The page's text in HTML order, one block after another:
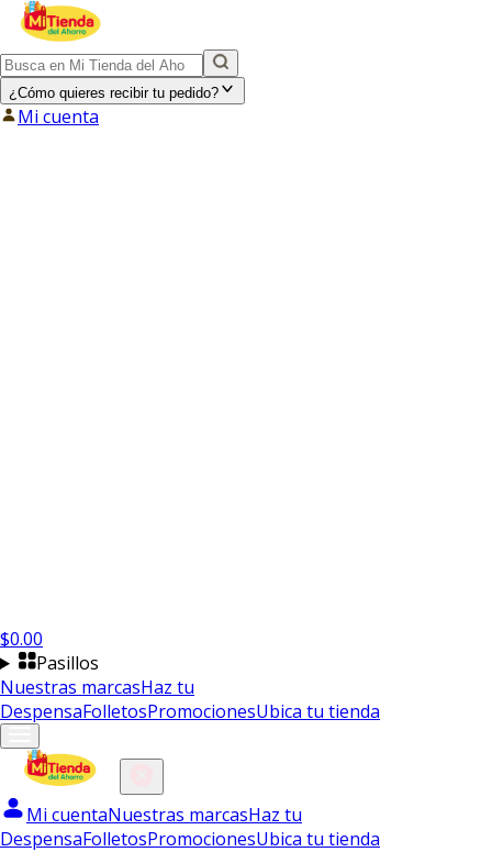
¿Cómo quieres recibir tu pedido?
Mi cuenta
$0.00
Pasillos
Nuestras marcasHaz tu
DespensaFolletosPromocionesUbica tu tienda
Mi cuentaNuestras marcasHaz tu
DespensaFolletosPromocionesUbica tu tienda